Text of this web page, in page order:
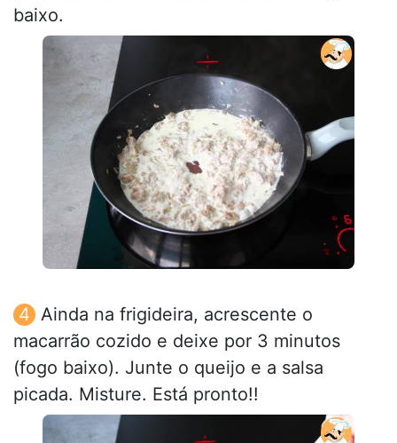
baixo.
Ainda na frigideira, acrescente o
macarrão cozido e deixe por 3 minutos
(fogo baixo). Junte o queijo e a salsa
picada. Misture. Está pronto!!